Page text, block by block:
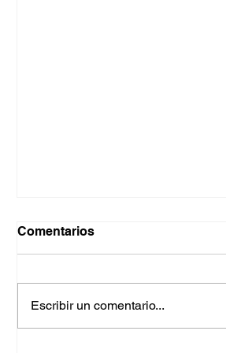
Comentarios
Escribir un comentario...